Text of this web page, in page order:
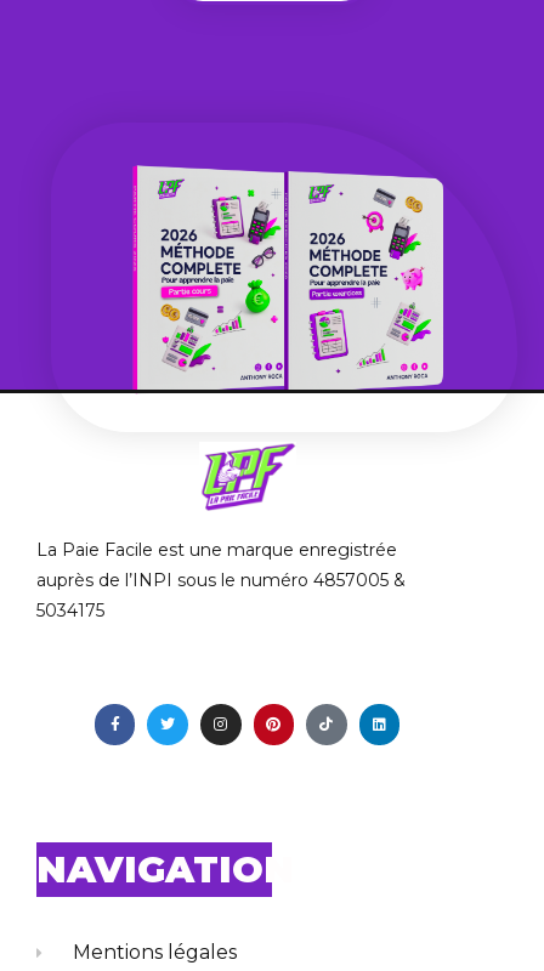
La Paie Facile est une marque enregistrée
auprès de l’INPI sous le numéro 4857005 &
5034175
NAVIGATION
Mentions légales